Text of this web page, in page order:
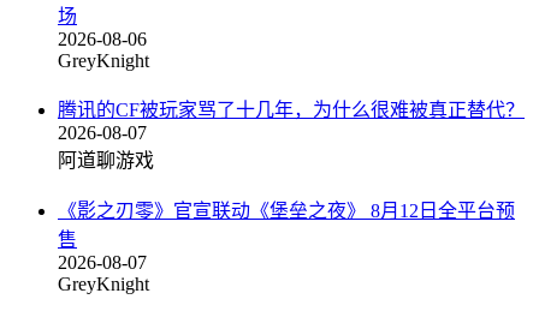
场
2026-08-06
GreyKnight
腾讯的CF被玩家骂了十几年，为什么很难被真正替代？
2026-08-07
阿道聊游戏
《影之刃零》官宣联动《堡垒之夜》 8月12日全平台预
售
2026-08-07
GreyKnight